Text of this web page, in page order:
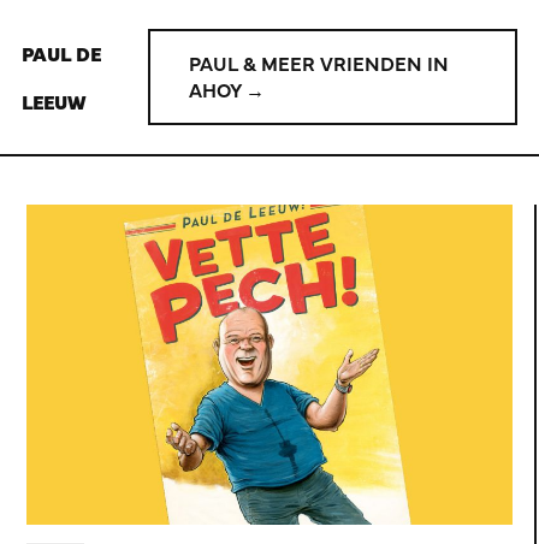
PAUL DE
LEEUW
PAUL & MEER VRIENDEN IN
AHOY →